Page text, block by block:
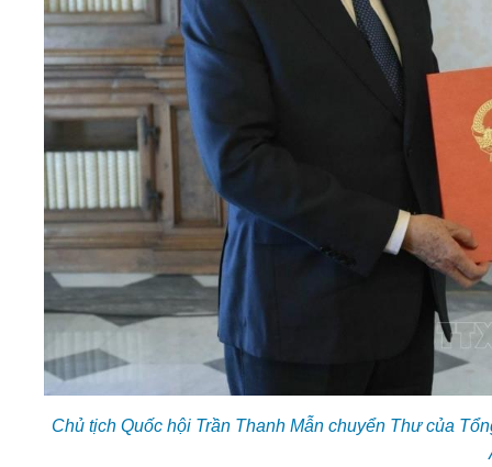
Chủ tịch Quốc hội Trần Thanh Mẫn chuyển Thư của